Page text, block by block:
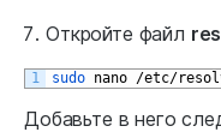
Откройте файл
1 sudo nano /etc/
Добавьте в него